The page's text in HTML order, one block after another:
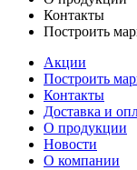
Контакты
Построить
Акции
Построить
Контакты
Доставка и
О продукции
Новости
О компании